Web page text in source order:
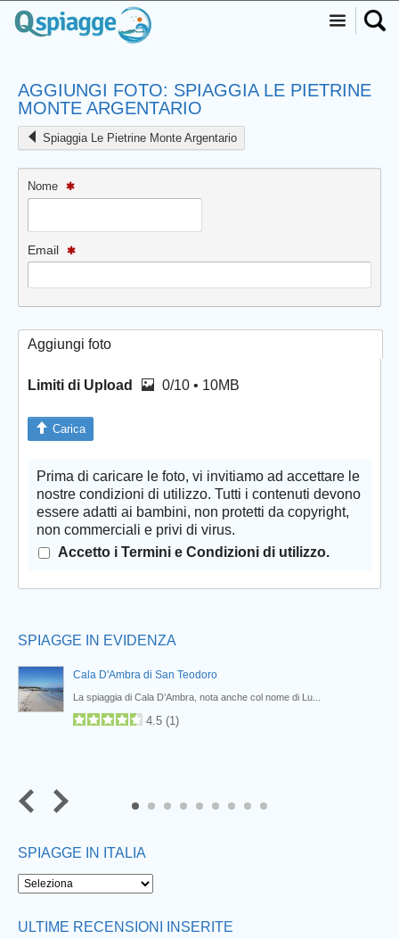
AGGIUNGI FOTO: SPIAGGIA LE PIETRINE
MONTE ARGENTARIO
Spiaggia Le Pietrine Monte Argentario
Nome
Email
Aggiungi foto
Limiti di Upload 0/10 • 10MB
Carica
Prima di caricare le foto, vi invitiamo ad accettare le
nostre condizioni di utilizzo. Tutti i contenuti devono
essere adatti ai bambini, non protetti da copyright,
non commerciali e privi di virus.
Accetto i Termini e Condizioni di utilizzo.
SPIAGGE IN EVIDENZA
Cala D'Ambra di San Teodoro
La spiaggia di Cala D’Ambra, nota anche col nome di Lu...
4.5 (1)
Prev
8
SPIAGGE IN ITALIA
ULTIME RECENSIONI INSERITE